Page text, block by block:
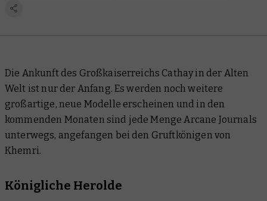
Die Ankunft des Großkaiserreichs Cathay in der Alten
Welt ist nur der Anfang. Es werden noch weitere
großartige, neue Modelle erscheinen und in den
kommenden Monaten sind jede Menge Arcane Journals
unterwegs, angefangen bei den Gruftkönigen von
Khemri.
Königliche Herolde